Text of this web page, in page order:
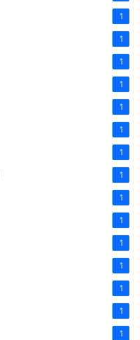
1
1
1
1
1
1
1
1
1
1
1
1
1
1
1